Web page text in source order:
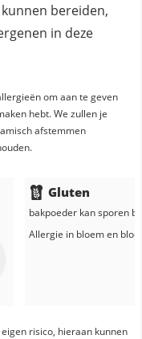
bereiden,
in deze
om aan te geven
hebt. We zullen je
afstemmen
Gluten
bakpoederkan sporen
Allergie in bloemen
risico, hieraan kunnen